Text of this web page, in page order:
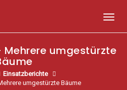
umgestürzte
Einsatzberichte
umgestürzte Bäume